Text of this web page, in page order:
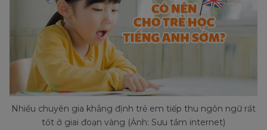
Nhiều chuyên gia khẳng định trẻ em tiếp thu ngôn ngữ rất
tốt ở giai đoạn vàng (Ảnh: Sưu tầm internet)